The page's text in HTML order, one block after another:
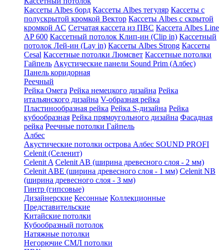
Кассеты Albes борд Кассеты Albes тегуляр Кассеты с
полускрытой кромкой Вектор Кассеты Albes с скрытой
кромкой AC Сетчатая кассета из ПВС Кассета Albes Line
AP 600 Кассетный потолок Клип-ин (Clip in) Кассетный
потолок Лей-ин (Lay in) Кассеты Albes Strong Кассеты
Cesal Кассетные потолки Люмсвет Кассетные потолки
Гайпель Акустические панели Sound Prim (Албес)
Панель коридорная
Реечный
Рейка Омега Рейка немецкого дизайна Рейка
итальянского дизайна V-образная рейка
Пластинообразная рейка Рейка S-дизайна Рейка
кубообразная Рейка прямоугольного дизайна Фасадная
рейка Реечные потолки Гайпель
Албес
Акустические потолки острова Албес SOUND PROFI
Celenit (Селенит)
Celenit A Celenit AB (ширина древесного слоя - 2 мм)
Celenit ABE (ширина древесного слоя - 1 мм) Celenit NB
(ширина древесного слоя - 3 мм)
Гинтр (гипсовые)
Дизайнерские Кесонные Коллекционные
Представительские
Китайские потолки
Кубообразный потолок
Натяжные потолки
Негорючие СМЛ потолки